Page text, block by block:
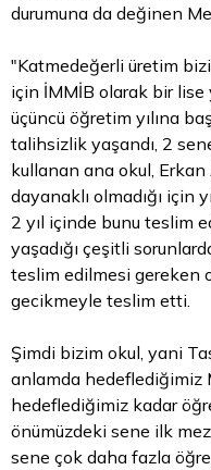
durumuna da değinen
"Katmedeğerli üretim
için İMMİB olarak bir lise
üçüncü öğretim yılına
talihsizlik yaşandı, 2
kullanan ana okul,
dayanaklı olmadığı için
2 yıl içinde bunu teslim
yaşadığı çeşitli
teslim edilmesi gereken
gecikmeyle teslim etti.
Şimdi bizim okul, yani
anlamda hedeflediğimiz
hedeflediğimiz kadar
önümüzdeki sene ilk
sene çok daha fazla